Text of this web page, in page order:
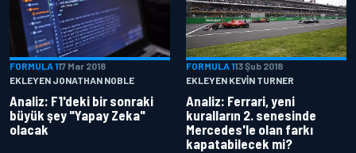
FORMULA 117 Mar 2018
EKLEYEN JONATHAN NOBLE
Analiz: F1'deki bir sonraki
büyük şey "Yapay Zeka"
olacak
FORMULA 113 Şub 2018
EKLEYEN KEVIN TURNER
Analiz: Ferrari, yeni
kuralların 2. senesinde
Mercedes'le olan farkı
kapatabilecek mi?